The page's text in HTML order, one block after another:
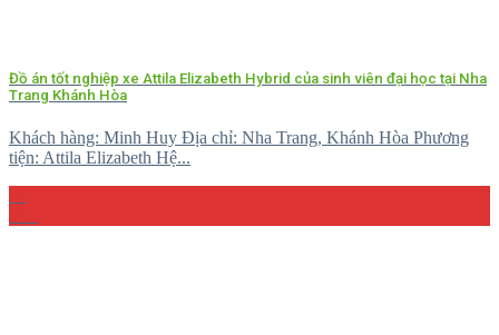
Đồ án tốt nghiệp xe Attila Elizabeth Hybrid của sinh viên đại học tại Nha
Trang Khánh Hòa
Khách hàng: Minh Huy Địa chỉ: Nha Trang, Khánh Hòa Phương
tiện: Attila Elizabeth Hệ...